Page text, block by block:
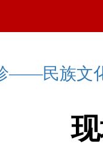
——民族文